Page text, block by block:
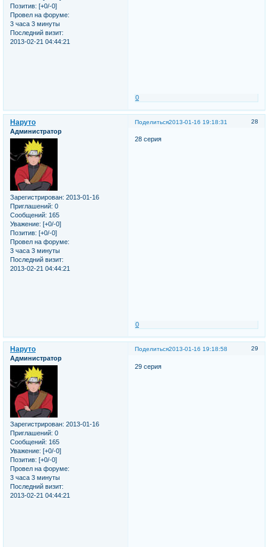
Позитив: [+0/-0]
Провел на форуме:
3 часа 3 минуты
Последний визит:
2013-02-21 04:44:21
0
Поделиться 28
2013-01-16 19:18:31
Наруто
Администратор
Зарегистрирован: 2013-01-16
Приглашений: 0
Сообщений: 165
Уважение: [+0/-0]
Позитив: [+0/-0]
Провел на форуме:
3 часа 3 минуты
Последний визит:
2013-02-21 04:44:21
28 серия
0
Поделиться 29
2013-01-16 19:18:58
Наруто
Администратор
Зарегистрирован: 2013-01-16
Приглашений: 0
Сообщений: 165
Уважение: [+0/-0]
Позитив: [+0/-0]
Провел на форуме:
3 часа 3 минуты
Последний визит:
2013-02-21 04:44:21
29 серия